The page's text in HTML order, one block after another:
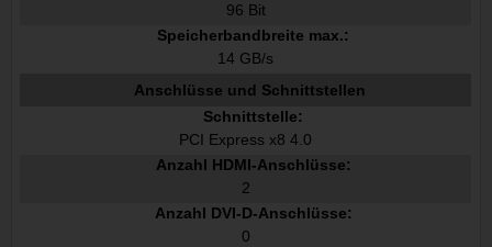
96 Bit
Speicherbandbreite max.:
14 GB/s
Anschlüsse und Schnittstellen
Schnittstelle:
PCI Express x8 4.0
Anzahl HDMI-Anschlüsse:
2
Anzahl DVI-D-Anschlüsse:
0